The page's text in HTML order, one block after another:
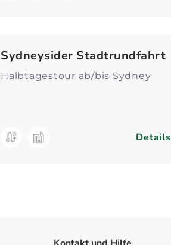
Sydneysider Stadtrundfahrt
Halbtagestour ab/bis Sydney
Details